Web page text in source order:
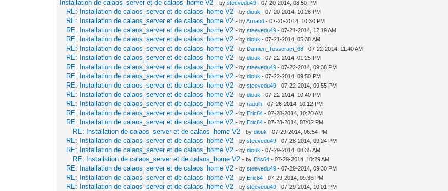
Installation de calaos_server et de calaos_home V2 - bysteevedu49 - 07-20-2014, 08:50 PM
RE: Installation de calaos_server et de calaos_home V2 - bydiouk - 07-20-2014, 10:26 PM
RE: Installation de calaos_server et de calaos_home V2 - byArnaud - 07-20-2014, 10:30 PM
RE: Installation de calaos_server et de calaos_home V2 - bysteevedu49 - 07-21-2014, 12:19 AM
RE: Installation de calaos_server et de calaos_home V2 - bydiouk - 07-21-2014, 05:38 AM
RE: Installation de calaos_server et de calaos_home V2 - by Damien_Tesseract_68 - 07-22-2014, 11:40 AM
RE: Installation de calaos_server et de calaos_home V2 - bydiouk - 07-22-2014, 01:25 PM
RE: Installation de calaos_server et de calaos_home V2 - bysteevedu49 - 07-22-2014, 09:38 PM
RE: Installation de calaos_server et de calaos_home V2 - bydiouk - 07-22-2014, 09:50 PM
RE: Installation de calaos_server et de calaos_home V2 - bysteevedu49 - 07-22-2014, 09:55 PM
RE: Installation de calaos_server et de calaos_home V2 - bydiouk - 07-22-2014, 10:40 PM
RE: Installation de calaos_server et de calaos_home V2 - byraoulh - 07-26-2014, 10:12 PM
RE: Installation de calaos_server et de calaos_home V2 - by Eric64 - 07-28-2014, 10:20 AM
RE: Installation de calaos_server et de calaos_home V2 - by Eric64 - 07-28-2014, 07:02 PM
RE: Installation de calaos_server et de calaos_home V2 - bydiouk - 07-29-2014, 06:54 PM
RE: Installation de calaos_server et de calaos_home V2 - bysteevedu49 - 07-28-2014, 09:24 PM
RE: Installation de calaos_server et de calaos_home V2 - bydiouk - 07-29-2014, 08:35 AM
RE: Installation de calaos_server et de calaos_home V2 - by Eric64 - 07-29-2014, 10:29 AM
RE: Installation de calaos_server et de calaos_home V2 - bysteevedu49 - 07-29-2014, 09:30 PM
RE: Installation de calaos_server et de calaos_home V2 - by Eric64 - 07-29-2014, 09:36 PM
RE: Installation de calaos_server et de calaos_home V2 - bysteevedu49 - 07-29-2014, 10:01 PM